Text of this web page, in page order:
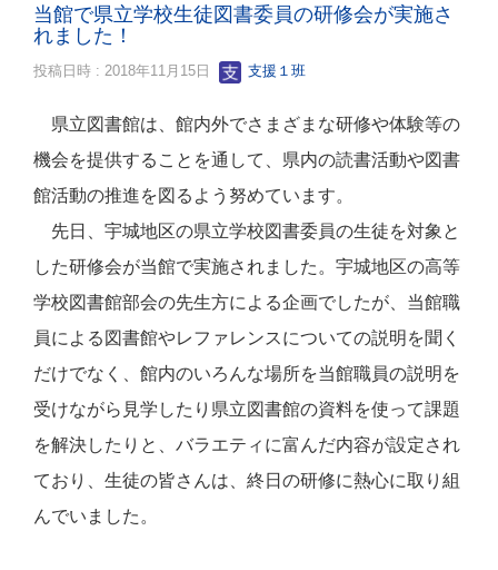
当館で県立学校生徒図書委員の研修会が実施さ
れました！
投稿日時 : 2018年11月15日 支援１班
県立図書館は、館内外でさまざまな研修や体験等の
機会を提供することを通して、県内の読書活動や図書
館活動の推進を図るよう努めています。
先日、宇城地区の県立学校図書委員の生徒を対象と
した研修会が当館で実施されました。宇城地区の高等
学校図書館部会の先生方による企画でしたが、当館職
員による図書館やレファレンスについての説明を聞く
だけでなく、館内のいろんな場所を当館職員の説明を
受けながら見学したり県立図書館の資料を使って課題
を解決したりと、バラエティに富んだ内容が設定され
ており、生徒の皆さんは、終日の研修に熱心に取り組
んでいました。